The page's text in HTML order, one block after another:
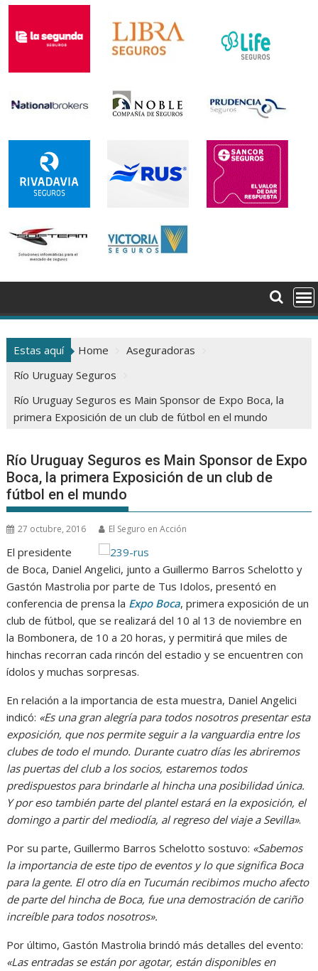
Estas aquí Home
Aseguradoras
Río Uruguay Seguros
Río Uruguay Seguros es Main Sponsor de Expo Boca, la
primera Exposición de un club de fútbol en el mundo
Río Uruguay Seguros es Main Sponsor de Expo
Boca, la primera Exposición de un club de
fútbol en el mundo
27 octubre, 2016 El Seguro en Acción
El presidente
de Boca, Daniel Angelici, junto a Guillermo Barros Schelotto y
Gastón Mastrolia por parte de Tus Idolos, presentó en
conferencia de prensa la Expo Boca, primera exposición de un
club de fútbol, que se realizará del 10 al 13 de noviembre en
la Bombonera, de 10 a 20 horas, y permitirá que miles de
hinchas recorran cada rincón del estadio y se encuentren con
ídolos y muchas sorpresas.
En relación a la importancia de esta muestra, Daniel Angelici
indicó: «Es una gran alegría para todos nosotros presentar esta
exposición, que nos permite seguir a la vanguardia entre los
clubes de todo el mundo. Durante cuatro días les abriremos
las puertas del club a los socios, estaremos todos
predispuestos para brindarle al hincha una posibilidad única.
Y por eso también parte del plantel estará en la exposición, el
domingo a partir del mediodía, al regreso del viaje a Sevilla».
Por su parte, Guillermo Barros Schelotto sostuvo: «Sabemos
la importancia de este tipo de eventos y lo que significa Boca
para la gente. El otro día en Tucumán recibimos mucho afecto
de parte del hincha de Boca, fue una demostración de cariño
increíble para todos nosotros».
Por último, Gastón Mastrolia brindó más detalles del evento:
«Las entradas se están por agotar, están disponibles en